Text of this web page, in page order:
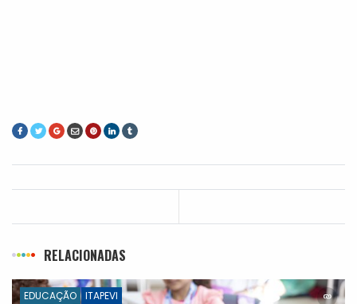
RELACIONADAS
EDUCAÇÃO ITAPEVI